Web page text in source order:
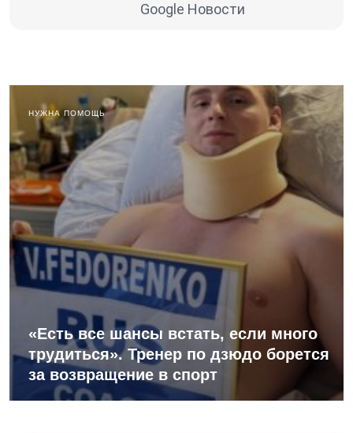
Google Новости
НУЖНА ПОМОЩЬ
«Есть все шансы встать, если много
трудиться». Тренер по дзюдо борется
за возвращение в спорт